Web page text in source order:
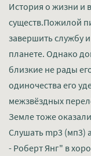
История о жизни и
существ.Пожилой
завершить службу
планете. Однако
близкие не рады
одиночества его
межзвёздных
Земле тоже
Слушать mp3 (мп3)
- Роберт Янг" в